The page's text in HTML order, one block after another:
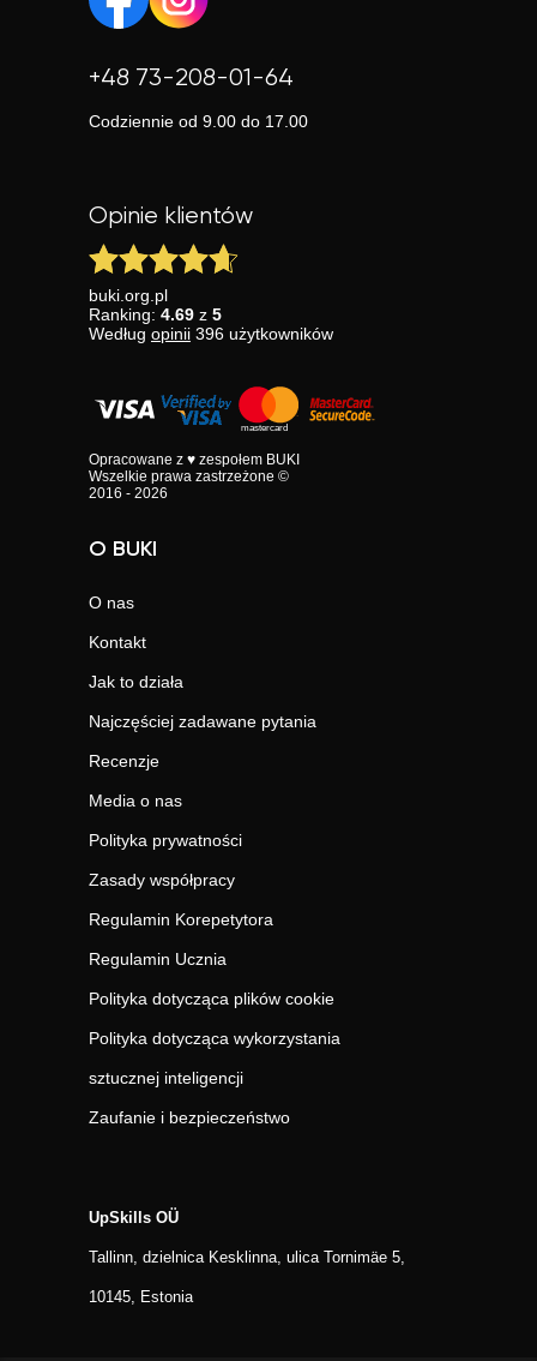
+48 73-208-01-64
Codziennie od 9.00 do 17.00
Opinie klientów
buki.org.pl
Ranking: 4.69 z 5
Według opinii 396 użytkowników
Opracowane z ♥ zespołem BUKI
Wszelkie prawa zastrzeżone ©
2016 - 2026
O BUKI
O nas
Kontakt
Jak to działa
Najczęściej zadawane pytania
Recenzje
Media o nas
Polityka prywatności
Zasady współpracy
Regulamin Korepetytora
Regulamin Ucznia
Polityka dotycząca plików cookie
Polityka dotycząca wykorzystania
sztucznej inteligencji
Zaufanie i bezpieczeństwo
UpSkills OÜ
Tallinn, dzielnica Kesklinna, ulica Tornimäe 5,
10145, Estonia